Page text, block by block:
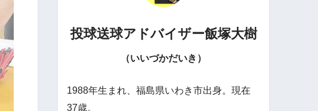
投球送球アドバイザー飯塚大樹
（いいづかだいき）
1988年生まれ、福島県いわき市出身。現在
37歳。